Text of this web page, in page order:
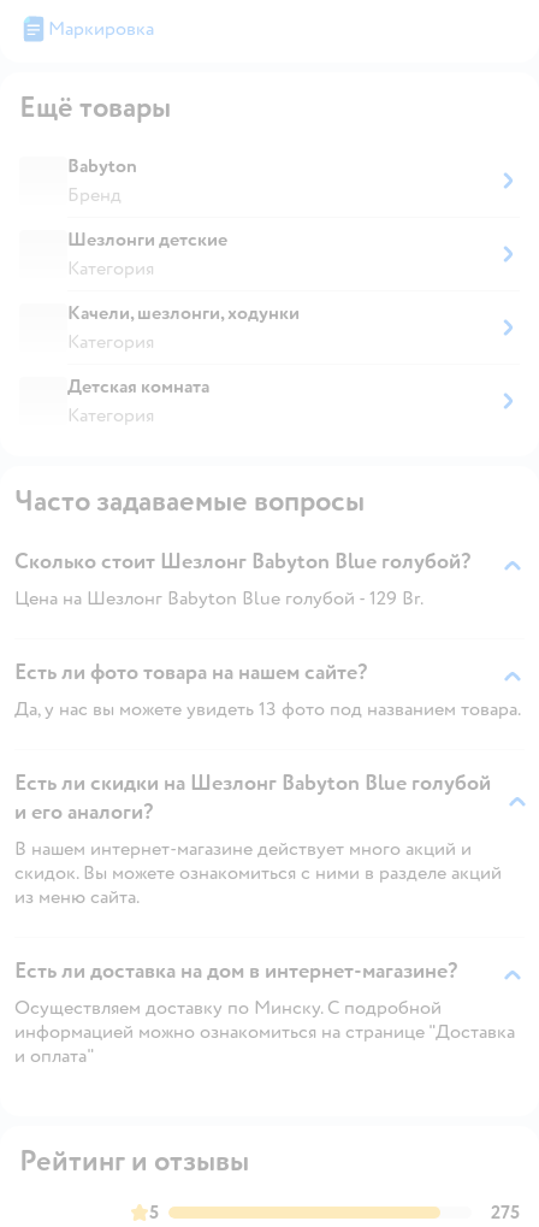
Маркировка
Ещё товары
Babyton
Бренд
Шезлонги детские
Категория
Качели, шезлонги, ходунки
Категория
Детская комната
Категория
Часто задаваемые вопросы
Сколько стоит Шезлонг Babyton Blue голубой?
Цена на Шезлонг Babyton Blue голубой - 129 Br.
Есть ли фото товара на нашем сайте?
Да, у нас вы можете увидеть 13 фото под названием товара.
Есть ли скидки на Шезлонг Babyton Blue голубой
и его аналоги?
В нашем интернет-магазине действует много акций и
скидок. Вы можете ознакомиться с ними в разделе акций
из меню сайта.
Есть ли доставка на дом в интернет-магазине?
Осуществляем доставку по Минску. С подробной
информацией можно ознакомиться на странице "Доставка
и оплата"
Рейтинг и отзывы
5 275